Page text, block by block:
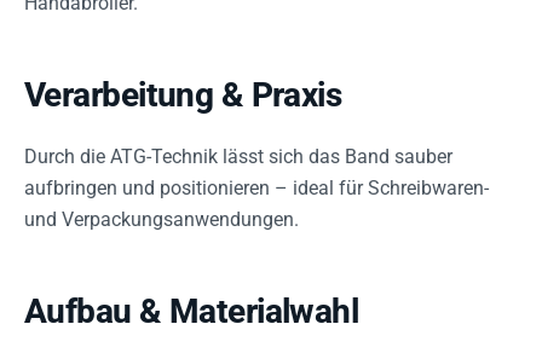
Verarbeitung & Praxis
Durch die ATG-Technik lässt sich das Band sauber
aufbringen und positionieren – ideal für Schreibwaren-
und Verpackungsanwendungen.
Aufbau & Materialwahl